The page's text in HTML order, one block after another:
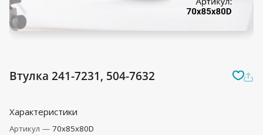
Втулка 241-7231, 504-7632
Характеристики
Артикул — 70x85x80D